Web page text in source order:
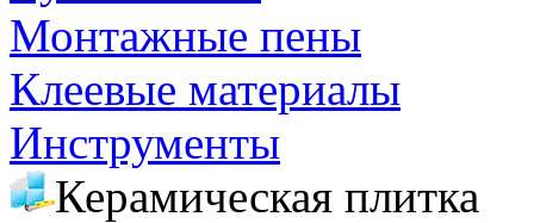
Монтажные пены
Клеевые материалы
Инструменты
Керамическая плитка